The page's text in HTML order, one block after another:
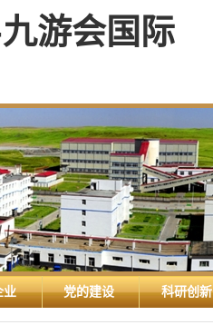
游会国际
业 党的建设 科研创新